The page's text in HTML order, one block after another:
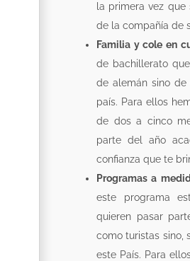
la primera vez
de la compañía de
Familia y cole en
de bachillerato
de alemán sino
país. Para ellos
de dos a cinco
parte del año
confianza que te
Programas a
este programa
quieren pasar
como turistas sino,
este País. Para